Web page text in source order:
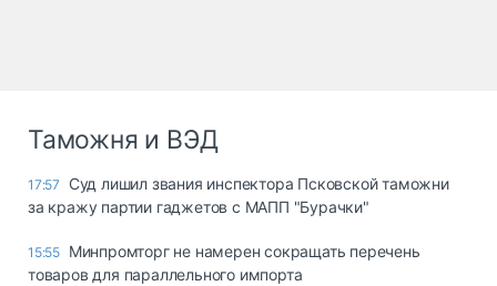
Таможня и ВЭД
17:57
Суд лишил звания инспектора Псковской таможни
за кражу партии гаджетов с МАПП "Бурачки"
15:55 Минпромторг не намерен сокращать перечень
товаров для параллельного импорта